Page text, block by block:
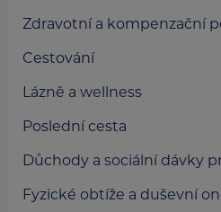
Zdravotní a kompenzační
Cestování
Lázně a wellness
Poslední cesta
Důchody a sociální dávky
Fyzické obtíže a duševní